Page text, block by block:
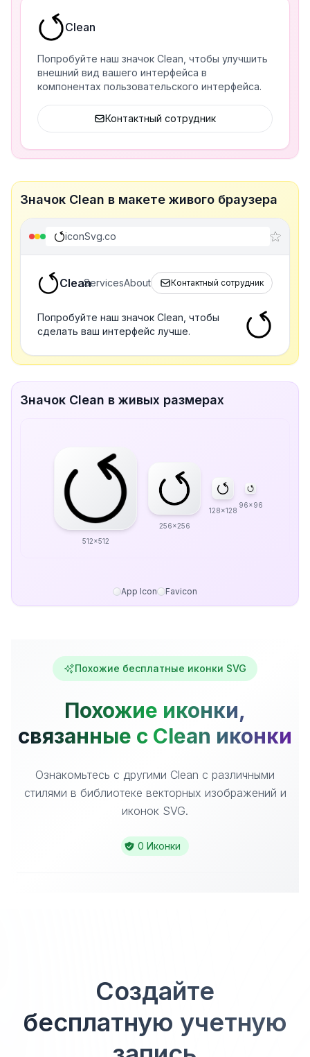
Clean
Попробуйте наш значок Clean, чтобы улучшить
внешний вид вашего интерфейса в
компонентах пользовательского интерфейса.
Контактный сотрудник
Значок Clean в макете живого браузера
iconSvg.co
CleanServicesAbout Контактный сотрудник
Попробуйте наш значок Clean, чтобы
сделать ваш интерфейс лучше.
Значок Clean в живых размерах
512x512
256x256
128x128
96x96
App Icon Favicon
Похожие бесплатные иконки SVG
Похожие иконки,
связанные с Clean иконки
Ознакомьтесь с другими Clean с различными
стилями в библиотеке векторных изображений и
иконок SVG.
0 Иконки
Создайте
бесплатную учетную